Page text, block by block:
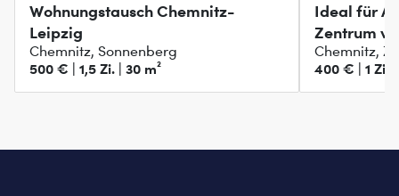
Wohnungstausch Chemnitz-
Leipzig
Chemnitz, Sonnenberg
500 € | 1,5 Zi. | 30 m²
Ideal für
Zentrum
Chemnitz,
400 € | 1 Zi. |